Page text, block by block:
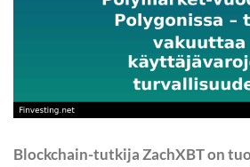
Blockchain-tutkija ZachXBT on